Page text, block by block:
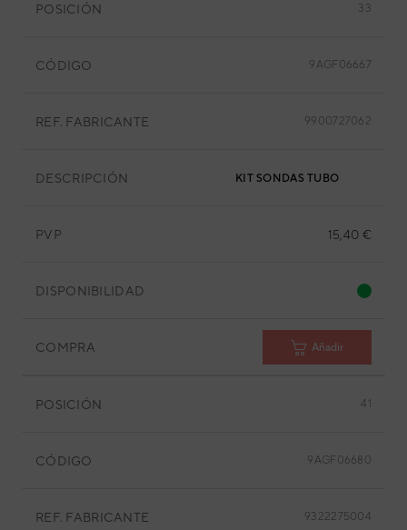
POSICIÓN 33
CÓDIGO 9AGF06667
REF. FABRICANTE 9900727062
DESCRIPCIÓN KIT SONDAS TUBO
PVP 15,40 €
DISPONIBILIDAD
COMPRA Añadir
POSICIÓN 41
CÓDIGO 9AGF06680
REF. FABRICANTE 9322275004